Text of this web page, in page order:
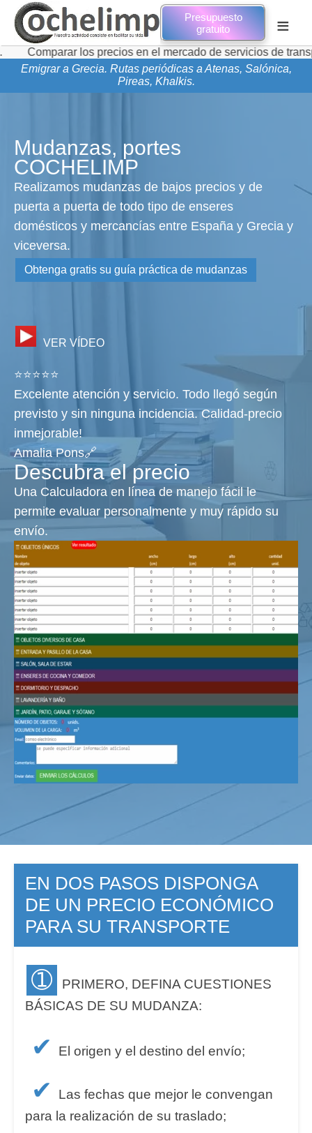
Presupuesto
gratuito
≡
los precios en el mercado de servicios de transporte de
Emigrar a Grecia. Rutas periódicas a Atenas, Salónica,
Pireas, Khalkis.
Mudanzas, portes
COCHELIMP
Realizamos mudanzas de bajos precios y de
puerta a puerta de todo tipo de enseres
domésticos y mercancías entre España y Grecia y
viceversa.
Obtenga gratis su guía práctica de mudanzas
VER VÍDEO
⭐⭐⭐⭐⭐
Excelente atención y servicio. Todo llegó según
previsto y sin ninguna incidencia. Calidad-precio
inmejorable!
Amalia Pons🔗
Descubra el precio
Una Calculadora en línea de manejo fácil le
permite evaluar personalmente y muy rápido su
envío.
EN DOS PASOS DISPONGA
DE UN PRECIO ECONÓMICO
PARA SU TRANSPORTE
➀
PRIMERO, DEFINA CUESTIONES
BÁSICAS DE SU MUDANZA:
✔ El origen y el destino del envío;
✔
Las fechas que mejor le convengan
para la realización de su traslado;